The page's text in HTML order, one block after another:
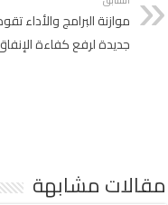
موازنة البرامج والأداء
جديدة لرفع كفاءة
مقالات مشابهة